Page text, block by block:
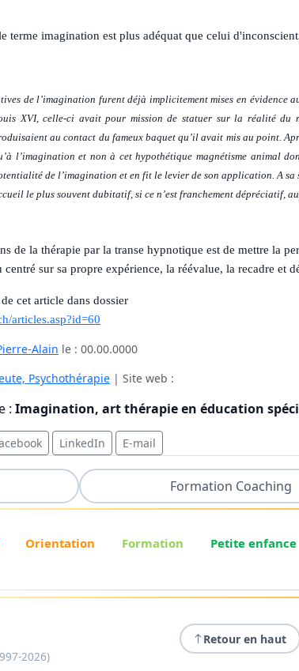
terme imagination est plus adéquat que celui
de l’imagination furent déjà implicitement mises en
XVI, celle-ci avait pour mission de statuer sur la réalité du
au contact du fameux baquet qu’il avait mis au point.
l’imagination et non à cet hypothétique magnétisme animal
de l’imagination et en fit le levier de son application. A sa
le plus souvent dubitatif, si ce n’est franchement dépréciatif,
de la thérapie par la transe hypnotique est de mettre la
sur sa propre expérience, la réévalue, la recadre et
cet article dans dossier
articles.asp?id=60
Alain le : 00.00.0000
Psychothérapie | Site web :
: Imagination, art thérapie en éducation
LinkedIn E-mail
Formation Coaching
Orientation Formation Petite enfance
2026)
Retour en haut